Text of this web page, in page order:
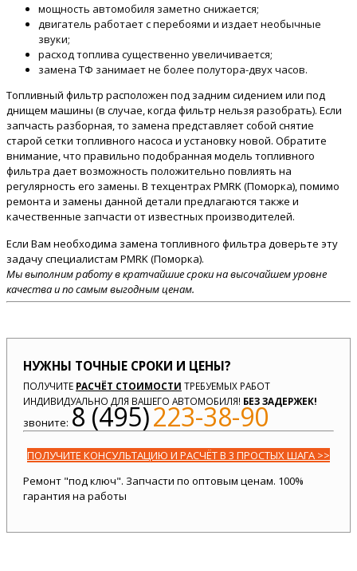
мощность автомобиля заметно снижается;
двигатель работает с перебоями и издает необычные
звуки;
расход топлива существенно увеличивается;
замена ТФ занимает не более полутора-двух часов.
Топливный фильтр расположен под задним сидением или под
днищем машины (в случае, когда фильтр нельзя разобрать). Если
запчасть разборная, то замена представляет собой снятие
старой сетки топливного насоса и установку новой. Обратите
внимание, что правильно подобранная модель топливного
фильтра дает возможность положительно повлиять на
регулярность его замены. В техцентрах PMRK (Поморка), помимо
ремонта и замены данной детали предлагаются также и
качественные запчасти от известных производителей.
Если Вам необходима замена топливного фильтра доверьте эту
задачу специалистам PMRK (Поморка).
Мы выполним работу в кратчайшие сроки на высочайшем уровне
качества и по самым выгодным ценам.
НУЖНЫ ТОЧНЫЕ СРОКИ И ЦЕНЫ?
ПОЛУЧИТЕ РАСЧЁТ СТОИМОСТИ ТРЕБУЕМЫХ РАБОТ
ИНДИВИДУАЛЬНО ДЛЯ ВАШЕГО АВТОМОБИЛЯ! БЕЗ ЗАДЕРЖЕК!
звоните: 8 (495)223-38-90
ПОЛУЧИТЕ КОНСУЛЬТАЦИЮ И РАСЧЁТ В 3 ПРОСТЫХ ШАГА >>
Ремонт "под ключ". Запчасти по оптовым ценам. 100%
гарантия на работы